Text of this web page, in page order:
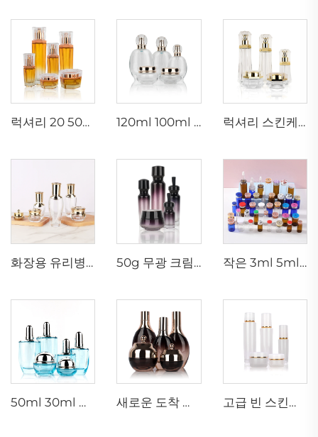
럭셔리 20 50g 20 40 90 110 ml 공 스킨케어 로션 크림 유리 스프레이 육각형 화장품 병 패키지 펌프 120ml 100ml 40ml 투명 타원형 맞춤형 빈 고급 화장품 얼굴 크림.jar 스킨 케어 병 세트 포장 럭셔리 스킨케어 용기 120ml 100ml 40ml 50g 20g 공 흰색 토너 병 투명 유리 펌프 병
화장용 유리병 5g 30g 50g 40ml 100ml 120ml 뚜껑이 있는 유리병 공급업체 화장품 크림 유리병 및 용기 50g 무광 크림.jar 15ml 30ml 보라색 오일 유리 드롭퍼병 100ml 50ml 서리 유리 스프레이병 작은 3ml 5ml 10ml 유리 세럼병 빈 병 의료용 병 고무 코르크 포함
50ml 30ml 럭셔리 클리어 블루 화장품 얼굴 로션 크림 유리병 용기 포장 세트 펌프 포함 새로운 도착 타원형 필수 유리병 얼굴 오일 세럼 포장 스프레이 병 크림.jar 유리 세트 고급 빈 스킨케어 크림.jar 세트 포장 120ml 100ml 40ml 유리 화장품 펌프 스프레이병